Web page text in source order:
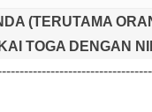
(TERUTAMA
TOGA DENGAN